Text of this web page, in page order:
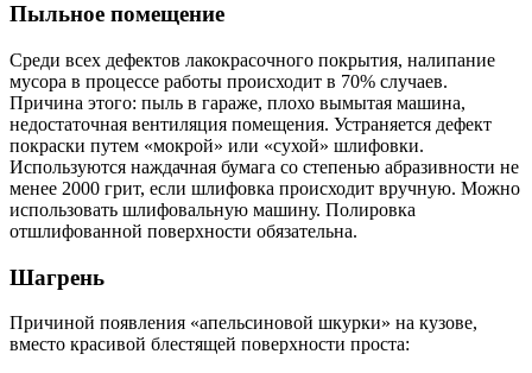
Пыльное помещение
Среди всех дефектов лакокрасочного покрытия, налипание
мусора в процессе работы происходит в 70% случаев.
Причина этого: пыль в гараже, плохо вымытая машина,
недостаточная вентиляция помещения. Устраняется дефект
покраски путем «мокрой» или «сухой» шлифовки.
Используются наждачная бумага со степенью абразивности не
менее 2000 грит, если шлифовка происходит вручную. Можно
использовать шлифовальную машину. Полировка
отшлифованной поверхности обязательна.
Шагрень
Причиной появления «апельсиновой шкурки» на кузове,
вместо красивой блестящей поверхности проста: